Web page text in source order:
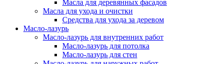
Масла для деревянных фасадов
Масла для ухода и очистки
Средства для ухода за деревом
Масло-лазурь
Масло-лазурь для внутренних работ
Масло-лазурь для потолка
Масло-лазурь для стен